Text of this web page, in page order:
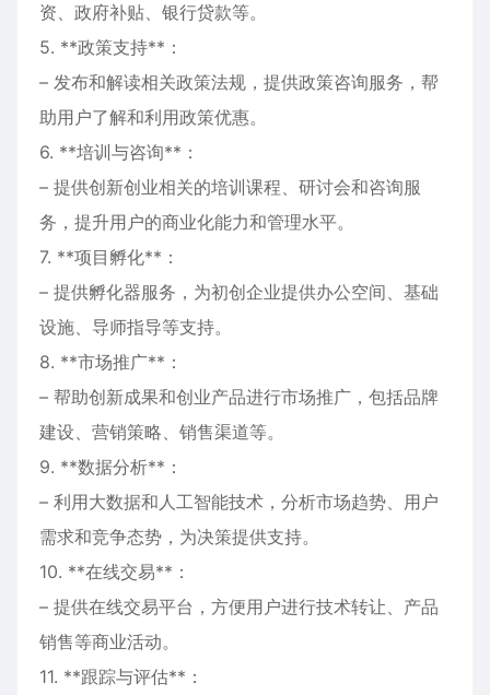
资、政府补贴、银行贷款等。
5. **政策支持**：
– 发布和解读相关政策法规，提供政策咨询服务，帮
助用户了解和利用政策优惠。
6. **培训与咨询**：
– 提供创新创业相关的培训课程、研讨会和咨询服
务，提升用户的商业化能力和管理水平。
7. **项目孵化**：
– 提供孵化器服务，为初创企业提供办公空间、基础
设施、导师指导等支持。
8. **市场推广**：
– 帮助创新成果和创业产品进行市场推广，包括品牌
建设、营销策略、销售渠道等。
9. **数据分析**：
– 利用大数据和人工智能技术，分析市场趋势、用户
需求和竞争态势，为决策提供支持。
10. **在线交易**：
– 提供在线交易平台，方便用户进行技术转让、产品
销售等商业活动。
11. **跟踪与评估**：